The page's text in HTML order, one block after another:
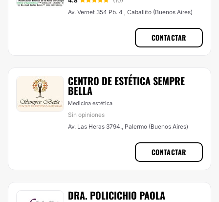
Av. Vernet 354 Pb. 4 , Caballito (Buenos Aires)
CONTACTAR
CENTRO DE ESTÉTICA SEMPRE
BELLA
Medicina estética
Sin opiniones
Av. Las Heras 3794., Palermo (Buenos Aires)
CONTACTAR
DRA. POLICICHIO PAOLA